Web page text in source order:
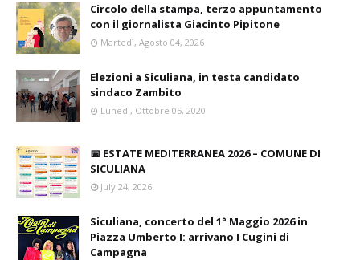
Circolo della stampa, terzo appuntamento
con il giornalista Giacinto Pipitone
Martedì, Agosto 04, 2026
Elezioni a Siculiana, in testa candidato
sindaco Zambito
Lunedì, Ottobre 05, 2020
📅 ESTATE MEDITERRANEA 2026 – COMUNE DI
SICULIANA
July 24, 2026
Siculiana, concerto del 1° Maggio 2026 in
Piazza Umberto I: arrivano I Cugini di
Campagna